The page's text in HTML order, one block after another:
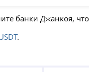
банки Джанкоя,
.